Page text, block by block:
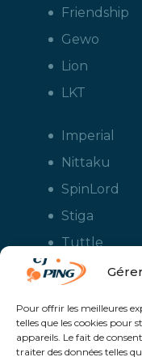
Pour offrir les meilleures
telles que les cookies pour
appareils. Le fait de
traiter des données telles
Friendship
Gewo
Lion
LKT
Imperial
Nittaku
SpinLord
Stiga
Tuttle
Xiom